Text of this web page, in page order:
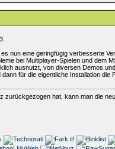
nun eine geringfügig verbesserte
bei Multiplayer-Spielen und dem
ausnutzt, von diversen Demos
für die eigentliche Installation die
zurückgezogen hat, kann man die